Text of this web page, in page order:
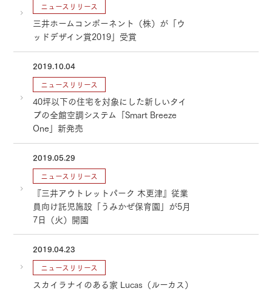
ニュースリリース
三井ホームコンポーネント（株）が「ウ
ッドデザイン賞2019」受賞
2019.10.04
ニュースリリース
40坪以下の住宅を対象にした新しいタイ
プの全館空調システム「Smart Breeze
One」新発売
2019.05.29
ニュースリリース
『三井アウトレットパーク 木更津』従業
員向け託児施設「うみかぜ保育園」が5月
7日（火）開園
2019.04.23
ニュースリリース
スカイラナイのある家 Lucas（ルーカス）